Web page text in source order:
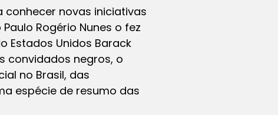
novas iniciativas
Rogério Nunes o fez
Estados Unidos Barack
convidados negros, o
no Brasil, das
espécie de resumo das